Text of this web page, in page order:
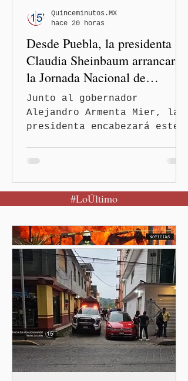
Alejandro Armenta Mier
resaltó este logro
interinstituci
Desde Puebla, la presidenta
Claudia Sheinbaum arrancará
la Jornada Nacional de
Reforestación
Junto al gobernador
Alejandro Armenta Mier, la
presidenta encabezará este
de México.-Puebla será el
punto de partida de la
Reforestación, una
estrategia del Gobierno de
México que reunirá de
manera simultánea a
autoridades, ejidos,
comunidades y ciudadanía de
las 32 entidades para
impulsar la restauración de
los ecosistemas forestales.
Durante la Mañanera del
Pueblo, a través de un
Quinceminutos.MX
hace 20 horas
#LoÚltimo